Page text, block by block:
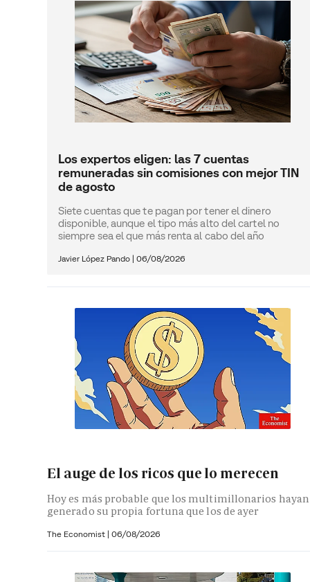
Los expertos eligen: las 7 cuentas
remuneradas sin comisiones con mejor TIN
de agosto
Siete cuentas que te pagan por tener el dinero
disponible, aunque el tipo más alto del cartel no
siempre sea el que más renta al cabo del año
Javier López Pando | 06/08/2026
El auge de los ricos que lo merecen
Hoy es más probable que los multimillonarios hayan
generado su propia fortuna que los de ayer
The Economist | 06/08/2026